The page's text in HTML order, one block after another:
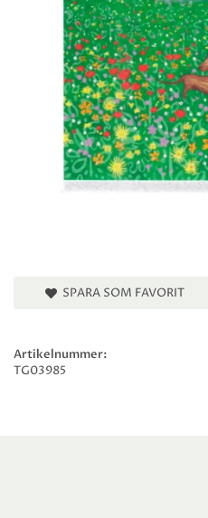
SPARA SOM FAVORIT
Artikelnummer:
TG03985